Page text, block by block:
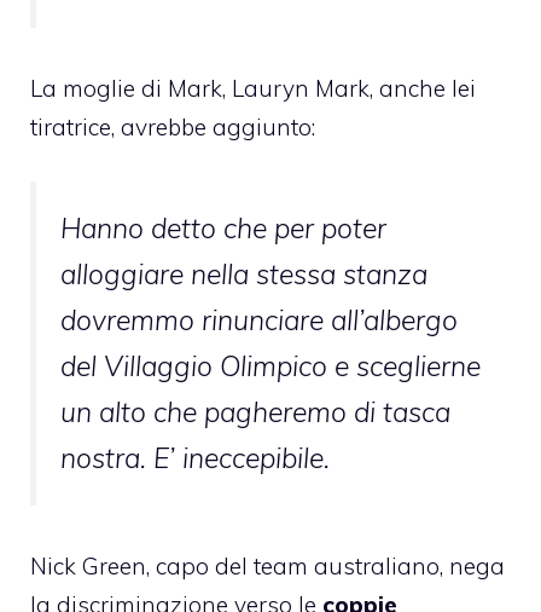
La moglie di Mark, Lauryn Mark, anche lei
tiratrice, avrebbe aggiunto:
Hanno detto che per poter
alloggiare nella stessa stanza
dovremmo rinunciare all’albergo
del Villaggio Olimpico e sceglierne
un alto che pagheremo di tasca
nostra. E’ ineccepibile.
Nick Green, capo del team australiano, nega
la discriminazione verso le coppie